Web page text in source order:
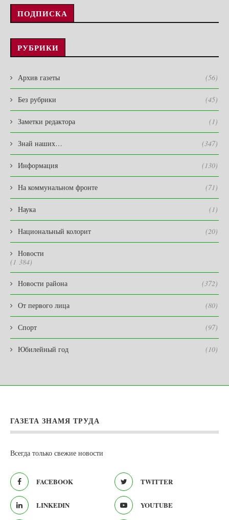
ПОДПИСКА
РУБРИКИ
Архив газеты (56)
Без рубрики (45)
Заметки редактора (1)
Знай наших… (347)
Информация (130)
На коммунальном фронте (71)
Наука (1)
Национальный колорит (20)
Новости
(1 384)
Новости района (372)
От первого лица (80)
Спорт (97)
Юбилейный год (10)
ГАЗЕТА ЗНАМЯ ТРУДА
Всегда только свежие новости
FACEBOOK TWITTER
LINKEDIN YOUTUBE